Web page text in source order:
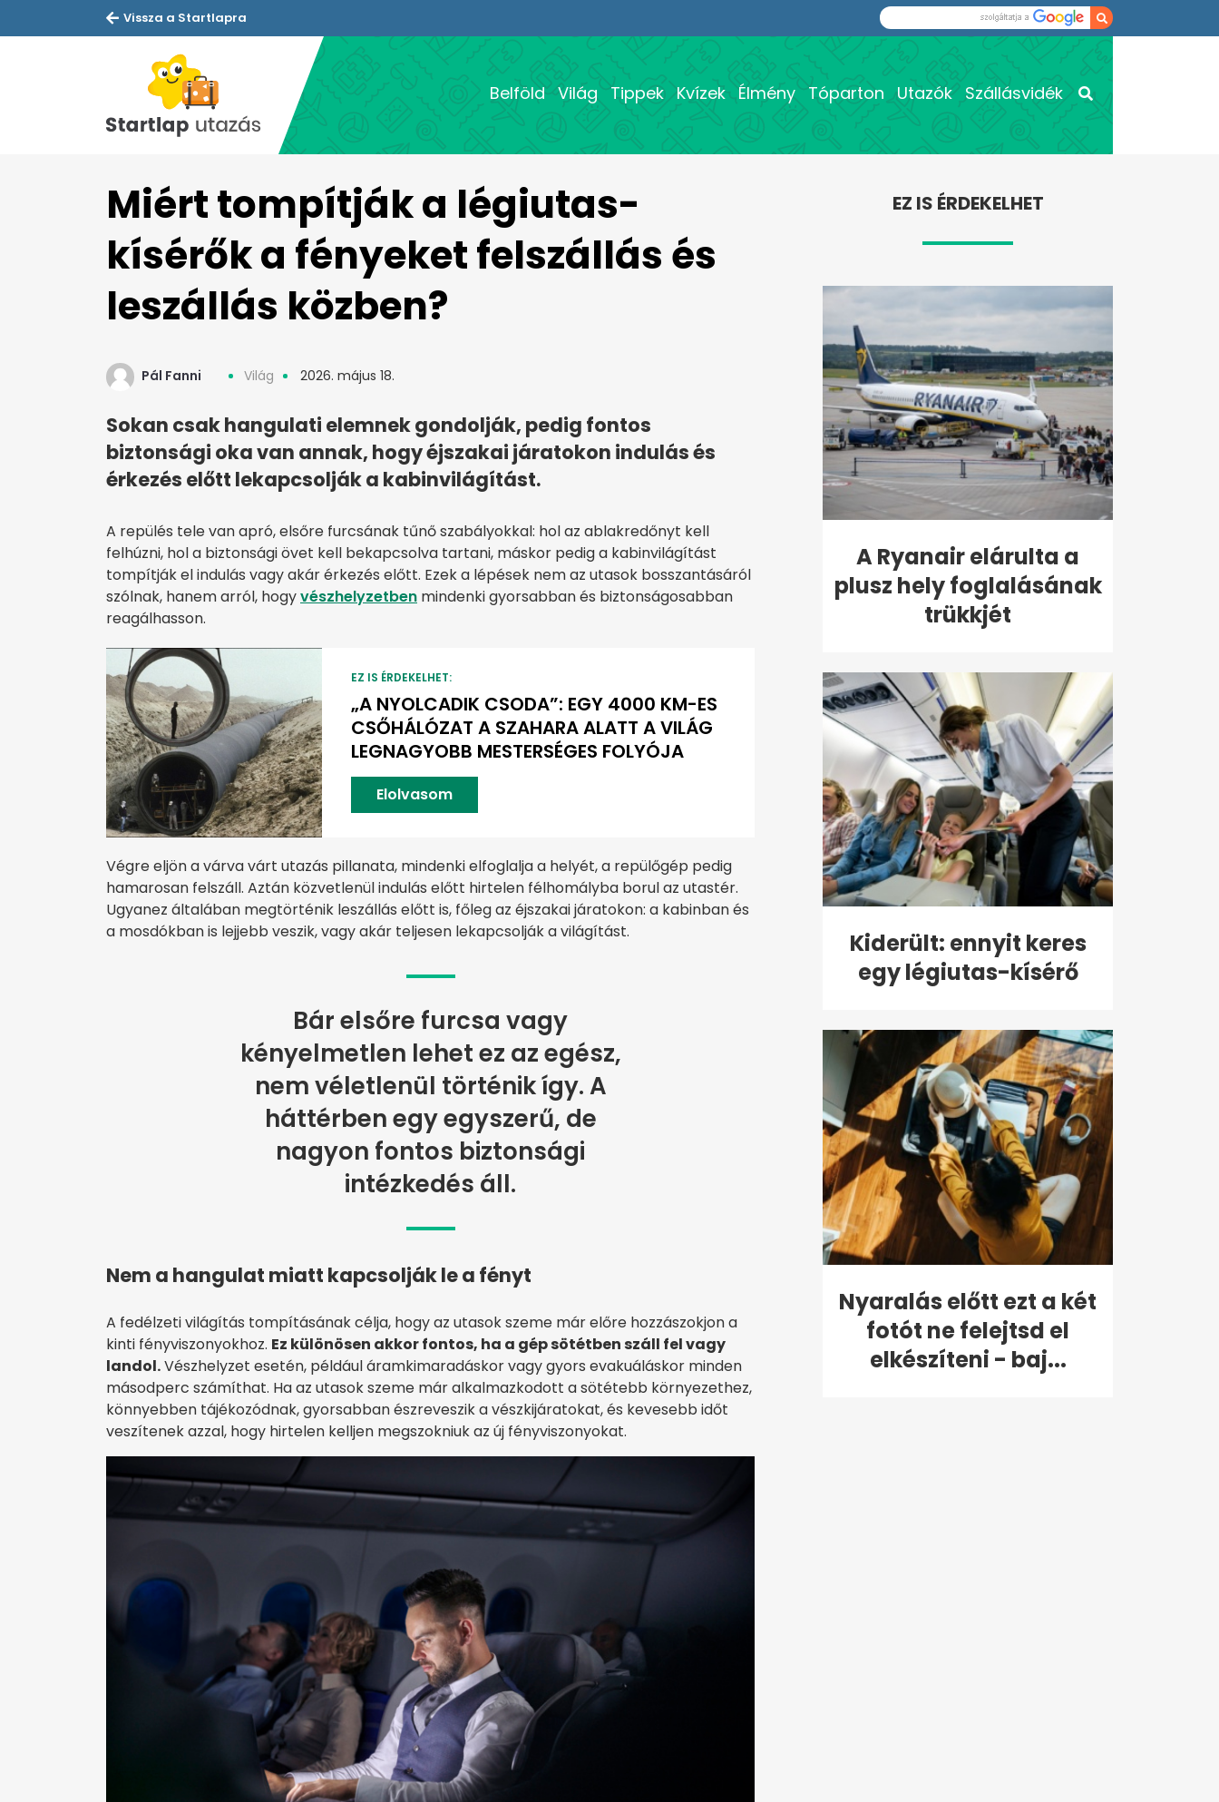
Vissza a Startlapra
Belföld Világ Tippek Kvízek Élmény Tóparton Utazók Szállásvidék
Miért tompítják a légiutas-
kísérők a fényeket felszállás és
leszállás közben?
Pál Fanni Világ 2026. május 18.
Sokan csak hangulati elemnek gondolják, pedig fontos
biztonsági oka van annak, hogy éjszakai járatokon indulás és
érkezés előtt lekapcsolják a kabinvilágítást.
A repülés tele van apró, elsőre furcsának tűnő szabályokkal: hol az ablakredőnyt kell
felhúzni, hol a biztonsági övet kell bekapcsolva tartani, máskor pedig a kabinvilágítást
tompítják el indulás vagy akár érkezés előtt. Ezek a lépések nem az utasok bosszantásáról
szólnak, hanem arról, hogyvészhelyzetben mindenki gyorsabban és biztonságosabban
reagálhasson.
EZ IS ÉRDEKELHET:
„A NYOLCADIK CSODA”: EGY 4000 KM-ES
CSŐHÁLÓZAT A SZAHARA ALATT A VILÁG
LEGNAGYOBB MESTERSÉGES FOLYÓJA
Elolvasom
Végre eljön a várva várt utazás pillanata, mindenki elfoglalja a helyét, a repülőgép pedig
hamarosan felszáll. Aztán közvetlenül indulás előtt hirtelen félhomályba borul az utastér.
Ugyanez általában megtörténik leszállás előtt is, főleg az éjszakai járatokon: a kabinban és
a mosdókban is lejjebb veszik, vagy akár teljesen lekapcsolják a világítást.
Bár elsőre furcsa vagy
kényelmetlen lehet ez az egész,
nem véletlenül történik így. A
háttérben egy egyszerű, de
nagyon fontos biztonsági
intézkedés áll.
Nem a hangulat miatt kapcsolják le a fényt
A fedélzeti világítás tompításának célja, hogy az utasok szeme már előre hozzászokjon a
kinti fényviszonyokhoz. Ez különösen akkor fontos, ha a gép sötétben száll fel vagy
landol.Vészhelyzet esetén, például áramkimaradáskor vagy gyors evakuáláskor minden
másodperc számíthat. Ha az utasok szeme már alkalmazkodott a sötétebb környezethez,
könnyebben tájékozódnak, gyorsabban észreveszik a vészkijáratokat, és kevesebb időt
veszítenek azzal, hogy hirtelen kelljen megszokniuk az új fényviszonyokat.
EZ IS ÉRDEKELHET
A Ryanair elárulta a
plusz hely foglalásának
trükkjét
Kiderült: ennyit keres
egy légiutas-kísérő
Nyaralás előtt ezt a két
fotót ne felejtsd el
elkészíteni - baj...